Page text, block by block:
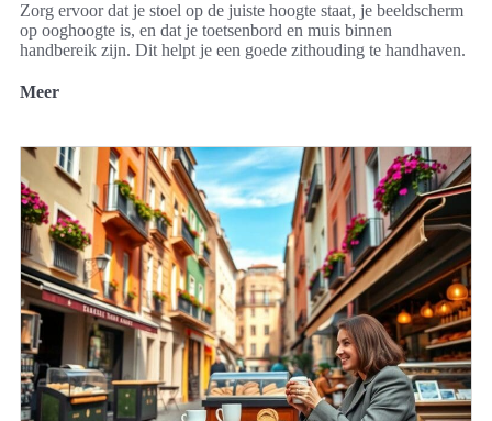
Zorg ervoor dat je stoel op de juiste hoogte staat, je beeldscherm
op ooghoogte is, en dat je toetsenbord en muis binnen
handbereik zijn. Dit helpt je een goede zithouding te handhaven.
Meer